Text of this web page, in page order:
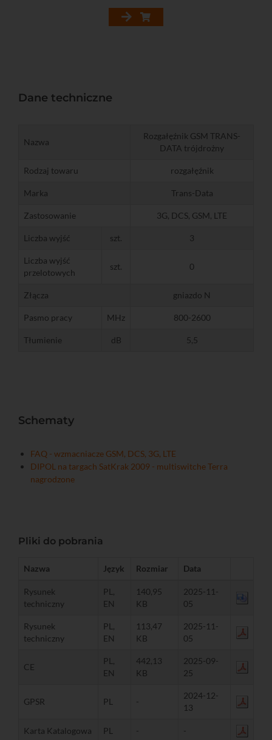
Dane techniczne
Nazwa
Rozgałęźnik GSM TRANS-
DATA trójdrożny
Rodzaj towaru rozgałęźnik
Marka Trans-Data
Zastosowanie 3G, DCS, GSM, LTE
Liczba wyjść szt. 3
Liczba wyjść
przelotowych
szt. 0
Złącza gniazdo N
Pasmo pracy MHz 800-2600
Tłumienie dB 5,5
Schematy
FAQ - wzmacniacze GSM, DCS, 3G, LTE
DIPOL na targach SatKrak 2009 - multiswitche Terra
nagrodzone
Pliki do pobrania
Nazwa Język Rozmiar Data
Rysunek
techniczny
PL,
EN
140,95
KB
2025-11-
05
Rysunek
techniczny
PL,
EN
113,47
KB
2025-11-
05
CE
PL,
EN
442,13
KB
2025-09-
25
GPSR PL -
2024-12-
13
Karta Katalogowa PL - -